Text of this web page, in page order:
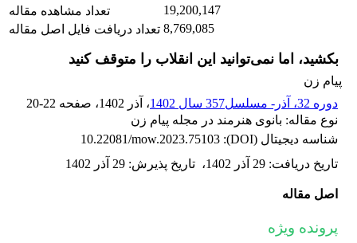
تعداد مشاهده مقاله
19,200,147
تعداد دریافت فایل اصل مقاله 8,769,085
بکشید، اما نمی‌توانید این انقلاب را متوقف کنید
پیام زن
دوره 32، آذر- مسلسل357 سال 1402
، آذر 1402 ، صفحه 20-22
نوع مقاله: بانوی هنرمند در مجله پیام زن
شناسه دیجیتال (DOI):
10.22081/mow.2023.75103
تاریخ دریافت: 29 آذر 1402 ، تاریخ پذیرش: 29 آذر 1402
اصل مقاله
پرونده ویژه